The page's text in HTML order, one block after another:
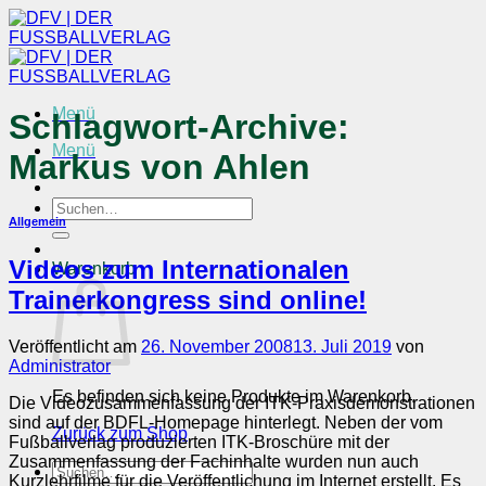
Zum
Inhalt
springen
Menü
Menü
Suchen
nach:
Warenkorb
Es befinden sich keine Produkte im Warenkorb.
Zurück zum Shop
Suchen
Schlagwort-Archive:
Markus von Ahlen
Allgemein
Videos zum Internationalen
Trainerkongress sind online!
Veröffentlicht am 26. November 200813. Juli 2019 von
Administrator
Die Videozusammenfassung der ITK-Praxisdemonstrationen
sind auf der BDFL-Homepage hinterlegt. Neben der vom
Fußballverlag produzierten ITK-Broschüre mit der
Zusammenfassung der Fachinhalte wurden nun auch
Kurzlehrfilme für die Veröffentlichung im Internet erstellt. Es